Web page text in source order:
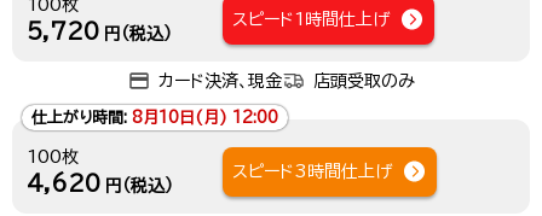
100枚
5,720 円（税込）
スピード1時間仕上げ
カード決済、現金 店頭受取のみ
仕上がり時間: 8月10日(月) 12:00
100枚
4,620 円（税込）
スピード3時間仕上げ